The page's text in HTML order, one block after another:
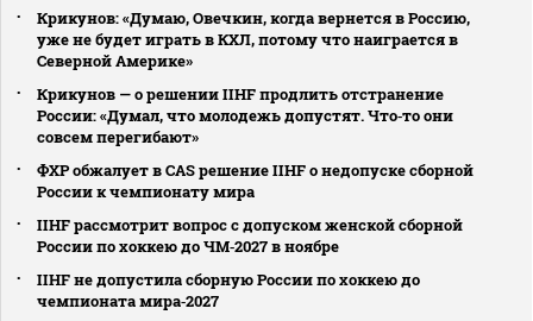
Крикунов: «Думаю, Овечкин, когда вернется в Россию,
уже не будет играть в КХЛ, потому что наиграется в
Северной Америке»
Крикунов — о решении IIHF продлить отстранение
России: «Думал, что молодежь допустят. Что‑то они
совсем перегибают»
ФХР обжалует в CAS решение IIHF о недопуске сборной
России к чемпионату мира
IIHF рассмотрит вопрос с допуском женской сборной
России по хоккею до ЧМ‑2027 в ноябре
IIHF не допустила сборную России по хоккею до
чемпионата мира‑2027